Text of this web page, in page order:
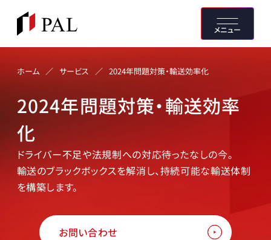
メニュー
ホーム ／ サービス ／ 2024年問題対策・輸送効率化
2024年問題対策・輸送効率
化
ドライバー不足や法規制への対応待ったなしの今。
輸送のブラックボックスを解消し、持続可能な輸送体制
を構築します。
お問い合わせ